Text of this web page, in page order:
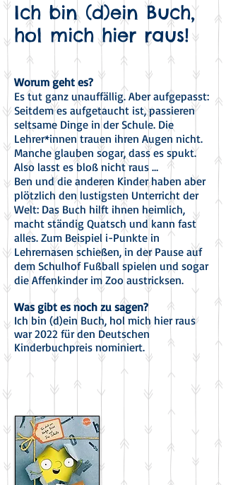
Ich bin (d)ein Buch,
hol mich hier raus!
Worum geht es?
Es tut ganz unauffällig. Aber aufgepasst:
Seitdem es aufgetaucht ist, passieren
seltsame Dinge in der Schule. Die
Lehrer*innen trauen ihren Augen nicht.
Manche glauben sogar, dass es spukt.
Also lasst es bloß nicht raus …
Ben und die anderen Kinder haben aber
plötzlich den lustigsten Unterricht der
Welt: Das Buch hilft ihnen heimlich,
macht ständig Quatsch und kann fast
alles. Zum Beispiel i-Punkte in
Lehrernasen schießen, in der Pause auf
dem Schulhof Fußball spielen und sogar
die Affenkinder im Zoo austricksen.
Was gibt es noch zu sagen?
Ich bin (d)ein Buch, hol mich hier raus
war 2022 für den Deutschen
Kinderbuchpreis nominiert.